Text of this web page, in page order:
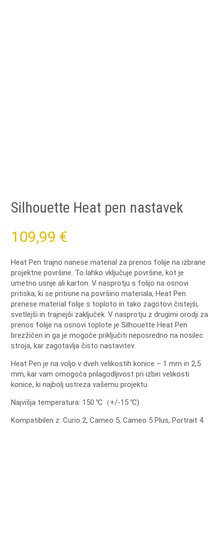
Silhouette Heat pen nastavek
109,99 €
Heat Pen trajno nanese material za prenos folije na izbrane
projektne površine. To lahko vključuje površine, kot je
umetno usnje ali karton. V nasprotju s folijo na osnovi
pritiska, ki se pritisne na površino materiala, Heat Pen
prenese material folije s toploto in tako zagotovi čistejši,
svetlejši in trajnejši zaključek. V nasprotju z drugimi orodji za
prenos folije na osnovi toplote je Silhouette Heat Pen
brezžičen in ga je mogoče priključiti neposredno na nosilec
stroja, kar zagotavlja čisto nastavitev.
Heat Pen je na voljo v dveh velikostih konice – 1 mm in 2,5
mm, kar vam omogoča prilagodljivost pri izbiri velikosti
konice, ki najbolj ustreza vašemu projektu.
Najvišja temperatura: 150 ℃（+/-15 ℃)
Kompatibilen z: Curio 2, Cameo 5, Cameo 5 Plus, Portrait 4